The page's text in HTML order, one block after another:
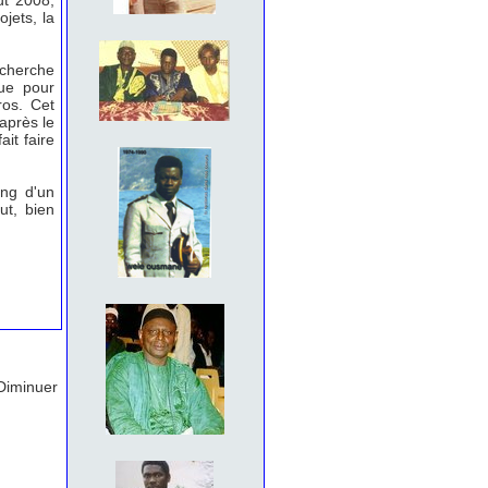
la
pour
Cet
le
faire
d'un
bien